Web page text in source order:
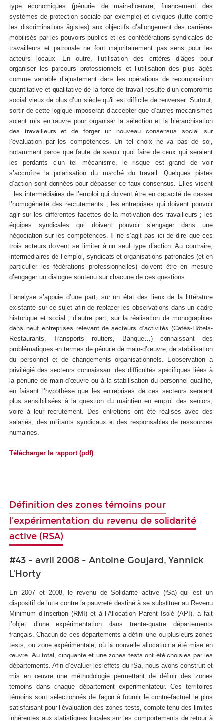
type économiques (pénurie de main-d’œuvre, financement des
systèmes de protection sociale par exemple) et civiques (lutte contre
les discriminations âgistes) aux objectifs d’allongement des carrières
mobilisés par les pouvoirs publics et les confédérations syndicales de
travailleurs et patronale ne font majoritairement pas sens pour les
acteurs locaux. En outre, l’utilisation des critères d’âges pour
organiser les parcours professionnels et l’utilisation des plus âgés
comme variable d’ajustement dans les opérations de recomposition
quantitative et qualitative de la force de travail résulte d’un compromis
social vieux de plus d’un siècle qu’il est difficile de renverser. Surtout,
sortir de cette logique imposerait d’accepter que d’autres mécanismes
soient mis en œuvre pour organiser la sélection et la hiérarchisation
des travailleurs et de forger un nouveau consensus social sur
l’évaluation par les compétences. Un tel choix ne va pas de soi,
notamment parce que faute de savoir quoi faire de ceux qui seraient
les perdants d’un tel mécanisme, le risque est grand de voir
s’accroître la polarisation du marché du travail. Quelques pistes
d’action sont données pour dépasser ce faux consensus. Elles visent
: les intermédiaires de l’emploi qui doivent être en capacité de casser
l’homogénéité des recrutements ; les entreprises qui doivent pouvoir
agir sur les différentes facettes de la motivation des travailleurs ; les
équipes syndicales qui doivent pouvoir s’engager dans une
négociation sur les compétences. Il ne s’agit pas ici de dire que ces
trois acteurs doivent se limiter à un seul type d’action. Au contraire,
intermédiaires de l’emploi, syndicats et organisations patronales (et en
particulier les fédérations professionnelles) doivent être en mesure
d’engager un dialogue soutenu sur chacune de ces questions.
L’analyse s’appuie d’une part, sur un état des lieux de la littérature
existante sur ce sujet afin de replacer les observations dans un cadre
historique et social ; d’autre part, sur la réalisation de monographies
dans neuf entreprises relevant de secteurs d’activités (Cafés-Hôtels-
Restaurants, Transports routiers, Banque…) connaissant des
problématiques en termes de pénurie de main-d’œuvre, de stabilisation
du personnel et de changements organisationnels. L’observation a
privilégié des secteurs connaissant des difficultés spécifiques liées à
la pénurie de main-d’œuvre ou à la stabilisation du personnel qualifié,
en faisant l’hypothèse que les entreprises de ces secteurs seraient
plus sensibilisées à la question du maintien en emploi des seniors,
voire à leur recrutement. Des entretiens ont été réalisés avec des
salariés, des militants syndicaux et des responsables de ressources
humaines.
Télécharger le rapport (pdf)
Définition des zones témoins pour
l'expérimentation du revenu de solidarité
active (RSA)
#43 - avril 2008 - Antoine Goujard, Yannick
L'Horty
En 2007 et 2008, le revenu de Solidarité active (rSa) qui est un
dispositif de lutte contre la pauvreté destiné à se substituer au Revenu
Minimum d’Insertion (RMI) et à l’Allocation Parent Isolé (API), a fait
l’objet d’une expérimentation dans trente-quatre départements
français. Chacun de ces départements a défini une ou plusieurs zones
tests, ou zone expérimentale, où la nouvelle allocation a été mise en
œuvre. Au total, cinquante et une zones tests ont été choisies par les
départements. Afin d’évaluer les effets du rSa, nous avons construit et
mis en œuvre une méthodologie permettant de définir des zones
témoins dans chaque département expérimentateur. Ces territoires
témoins sont sélectionnés de façon à fournir le contre-factuel le plus
satisfaisant pour l’évaluation des zones tests, compte tenu des limites
inhérentes aux statistiques locales sur les comportements de retour à